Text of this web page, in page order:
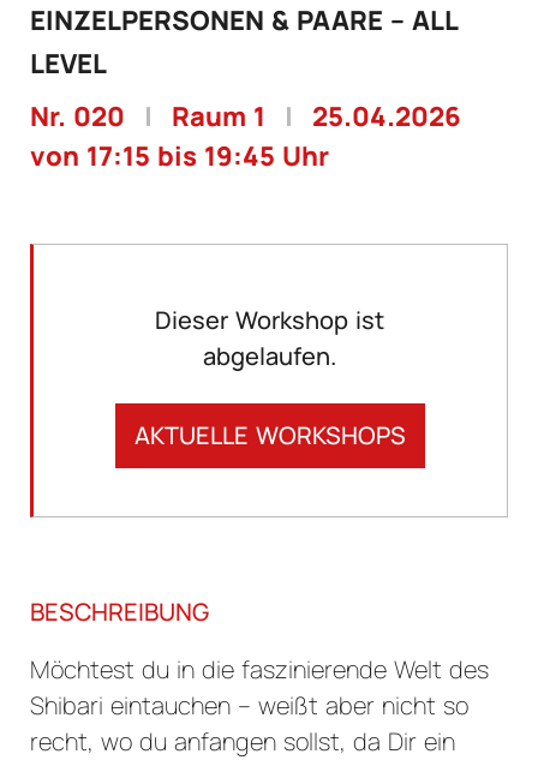
EINZELPERSONEN & PAARE – ALL
LEVEL
Nr. 020
| Raum 1 |
25.04.2026
von 17:15 bis 19:45 Uhr
Dieser Workshop ist
abgelaufen.
AKTUELLE WORKSHOPS
BESCHREIBUNG
Möchtest du in die faszinierende Welt des
Shibari eintauchen – weißt aber nicht so
recht, wo du anfangen sollst, da Dir ein